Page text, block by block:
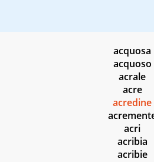
acquosa
acquoso
acrale
acre
acredine
acri
acribia
acribie